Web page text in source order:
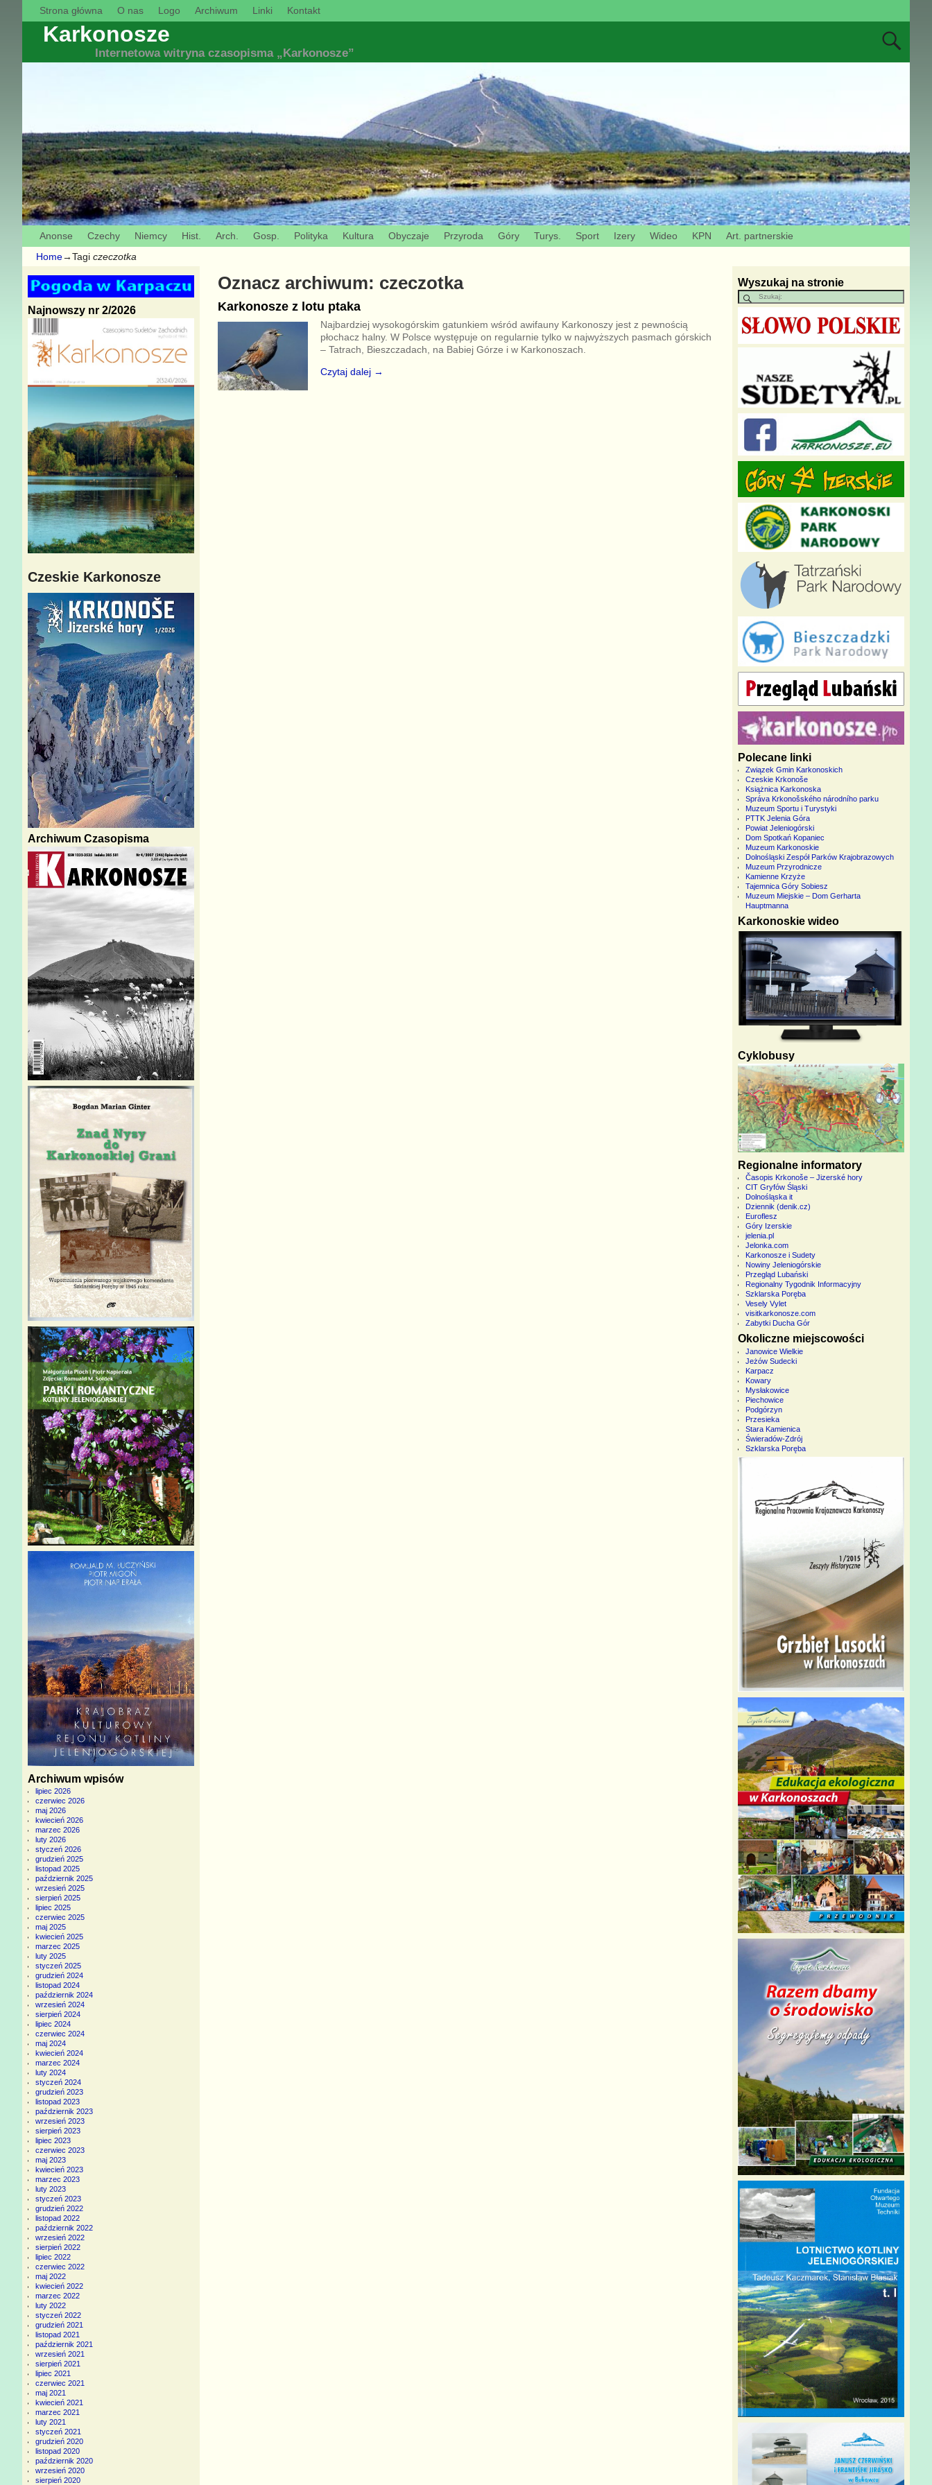
Strona główna O nas Logo Archiwum Linki Kontakt
Karkonosze
Internetowa witryna czasopisma „Karkonosze”
Anonse Czechy Niemcy Hist. Arch. Gosp. Polityka Kultura Obyczaje Przyroda Góry Turys. Sport Izery Wideo KPN
Art. partnerskie
Home→Tagi czeczotka
Oznacz archiwum: czeczotka
Karkonosze z lotu ptaka
Najbardziej wysokogórskim gatunkiem wśród awifauny Karkonoszy jest z pewnością
płochacz halny. W Polsce występuje on regularnie tylko w najwyższych pasmach górskich
– Tatrach, Bieszczadach, na Babiej Górze i w Karkonoszach.
Czytaj dalej →
Najnowszy nr 2/2026
Czeskie Karkonosze
Archiwum Czasopisma
Archiwum wpisów
lipiec 2026
czerwiec 2026
maj 2026
kwiecień 2026
marzec 2026
luty 2026
styczeń 2026
grudzień 2025
listopad 2025
październik 2025
wrzesień 2025
sierpień 2025
lipiec 2025
czerwiec 2025
maj 2025
kwiecień 2025
marzec 2025
luty 2025
styczeń 2025
grudzień 2024
listopad 2024
październik 2024
wrzesień 2024
sierpień 2024
lipiec 2024
czerwiec 2024
maj 2024
kwiecień 2024
marzec 2024
luty 2024
styczeń 2024
grudzień 2023
listopad 2023
październik 2023
wrzesień 2023
sierpień 2023
lipiec 2023
czerwiec 2023
maj 2023
kwiecień 2023
marzec 2023
luty 2023
styczeń 2023
grudzień 2022
listopad 2022
październik 2022
wrzesień 2022
sierpień 2022
lipiec 2022
czerwiec 2022
maj 2022
kwiecień 2022
marzec 2022
luty 2022
styczeń 2022
grudzień 2021
listopad 2021
październik 2021
wrzesień 2021
sierpień 2021
lipiec 2021
czerwiec 2021
maj 2021
kwiecień 2021
marzec 2021
luty 2021
styczeń 2021
grudzień 2020
listopad 2020
październik 2020
wrzesień 2020
sierpień 2020
Wyszukaj na stronie
Polecane linki
Związek Gmin Karkonoskich
Czeskie Krkonoše
Książnica Karkonoska
Správa Krkonošského národního parku
Muzeum Sportu i Turystyki
PTTK Jelenia Góra
Powiat Jeleniogórski
Dom Spotkań Kopaniec
Muzeum Karkonoskie
Dolnośląski Zespół Parków Krajobrazowych
Muzeum Przyrodnicze
Kamienne Krzyże
Tajemnica Góry Sobiesz
Muzeum Miejskie – Dom Gerharta
Hauptmanna
Karkonoskie wideo
Cyklobusy
Regionalne informatory
Časopis Krkonoše – Jizerské hory
CIT Gryfów Śląski
Dolnośląska it
Dziennik (denik.cz)
Euroflesz
Góry Izerskie
jelenia.pl
Jelonka.com
Karkonosze i Sudety
Nowiny Jeleniogórskie
Przegląd Lubański
Regionalny Tygodnik Informacyjny
Szklarska Poręba
Vesely Vylet
visitkarkonosze.com
Zabytki Ducha Gór
Okoliczne miejscowości
Janowice Wielkie
Jeżów Sudecki
Karpacz
Kowary
Mysłakowice
Piechowice
Podgórzyn
Przesieka
Stara Kamienica
Świeradów-Zdrój
Szklarska Poręba